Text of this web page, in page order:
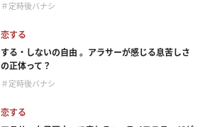
＃定時後バナシ
恋する
する・しないの自由 。アラサーが感じる息苦しさ
の正体って？
＃定時後バナシ
恋する